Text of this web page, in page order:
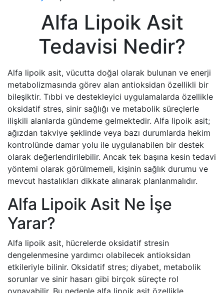
Alfa Lipoik Asit
Tedavisi Nedir?
Alfa lipoik asit, vücutta doğal olarak bulunan ve enerji
metabolizmasında görev alan antioksidan özellikli bir
bileşiktir. Tıbbi ve destekleyici uygulamalarda özellikle
oksidatif stres, sinir sağlığı ve metabolik süreçlerle
ilişkili alanlarda gündeme gelmektedir. Alfa lipoik asit;
ağızdan takviye şeklinde veya bazı durumlarda hekim
kontrolünde damar yolu ile uygulanabilen bir destek
olarak değerlendirilebilir. Ancak tek başına kesin tedavi
yöntemi olarak görülmemeli, kişinin sağlık durumu ve
mevcut hastalıkları dikkate alınarak planlanmalıdır.
Alfa Lipoik Asit Ne İşe
Yarar?
Alfa lipoik asit, hücrelerde oksidatif stresin
dengelenmesine yardımcı olabilecek antioksidan
etkileriyle bilinir. Oksidatif stres; diyabet, metabolik
sorunlar ve sinir hasarı gibi birçok süreçte rol
oynayabilir. Bu nedenle alfa lipoik asit özellikle